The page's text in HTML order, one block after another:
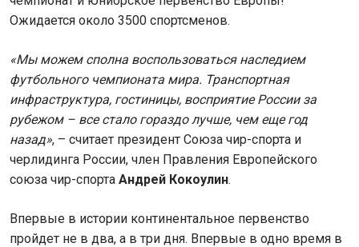
Ожидается около 3500 спортсменов.
«Мы можем сполна воспользоваться наследием
футбольного чемпионата мира. Транспортная
инфраструктура, гостиницы, восприятие России за
рубежом – все стало гораздо лучше, чем еще год
назад», – считает президент Союза чир-спорта и
черлидинга России, член Правления Европейского
союза чир-спорта Андрей Кокоулин.
Впервые в истории континентальное первенство
пройдет не в два, а в три дня. Впервые в одно время в